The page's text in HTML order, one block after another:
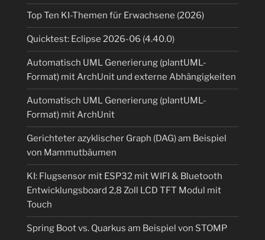
Top Ten KI-Themen für Erwachsene (2026)
Quicktest: Eclipse 2026-06 (4.40.0)
Automatisch UML Generierung (plantUML-
Format) mit ArchUnit und externe Abhängigkeiten
Automatisch UML Generierung (plantUML-
Format) mit ArchUnit
Gerichteter azyklischer Graph (DAG) am Beispiel
von Mammutbäumen
KI: Flugsensor mit ESP32 mit WIFI & Bluetooth
Entwicklungsboard 2,8 Zoll LCD TFT Modul mit
Touch
Spring Boot vs. Quarkus am Beispiel von STOMP